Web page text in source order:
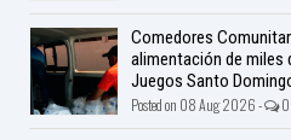
Comedores
alimentación de miles
Juegos Santo
Posted on 08 Aug 2026 - 0